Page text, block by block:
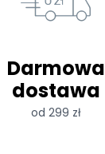
Darmowa
dostawa
od 299 zł